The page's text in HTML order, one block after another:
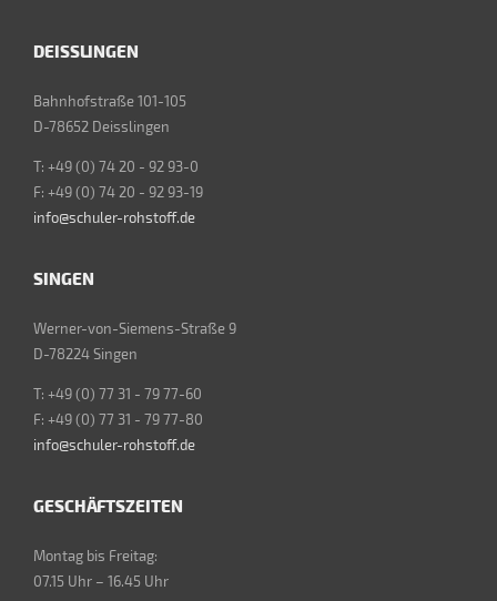
DEISSLINGEN
Bahnhofstraße 101-105
D-78652 Deisslingen
T: +49 (0) 74 20 - 92 93-0
F: +49 (0) 74 20 - 92 93-19
info@schuler-rohstoff.de
SINGEN
Werner-von-Siemens-Straße 9
D-78224 Singen
T: +49 (0) 77 31 - 79 77-60
F: +49 (0) 77 31 - 79 77-80
info@schuler-rohstoff.de
GESCHÄFTSZEITEN
Montag bis Freitag:
07.15 Uhr – 16.45 Uhr